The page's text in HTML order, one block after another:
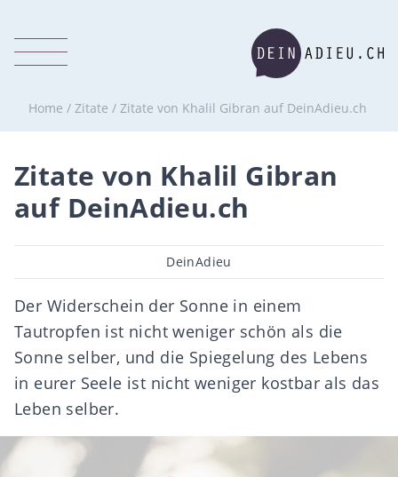
Home / Zitate / Zitate von Khalil Gibran auf DeinAdieu.ch
Zitate von Khalil Gibran
auf DeinAdieu.ch
Beitragsautor
DeinAdieu
Der Widerschein der Sonne in einem
Tautropfen ist nicht weniger schön als die
Sonne selber, und die Spiegelung des Lebens
in eurer Seele ist nicht weniger kostbar als das
Leben selber.